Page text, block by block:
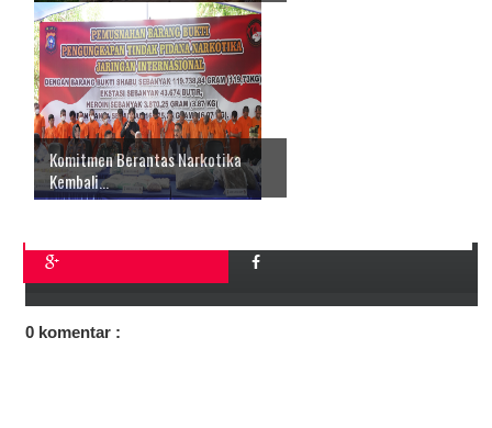
Komitmen Berantas Narkotika
Kembali...
0 komentar :